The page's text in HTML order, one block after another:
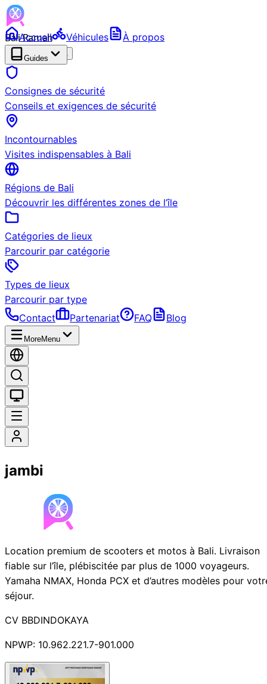
Bali Ramah
RENTAL BETA
Accueil Véhicules À propos
Guides
Consignes de sécurité
Conseils et exigences de sécurité
Incontournables
Visites indispensables à Bali
Régions de Bali
Découvrir les différentes zones de l’île
Catégories de lieux
Parcourir par catégorie
Types de lieux
Parcourir par type
Contact
Partenariat FAQ Blog
MoreMenu
jambi
Location premium de scooters et motos à Bali. Livraison
fiable sur l’île, plébiscitée par plus de 1000 voyageurs.
Yamaha NMAX, Honda PCX et d’autres modèles pour
séjour.
CV BBDINDOKAYA
NPWP: 10.962.221.7-901.000